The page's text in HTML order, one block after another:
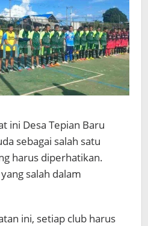
ini Desa Tepian Baru
sebagai salah satu
harus diperhatikan.
salah dalam
ini, setiap club harus